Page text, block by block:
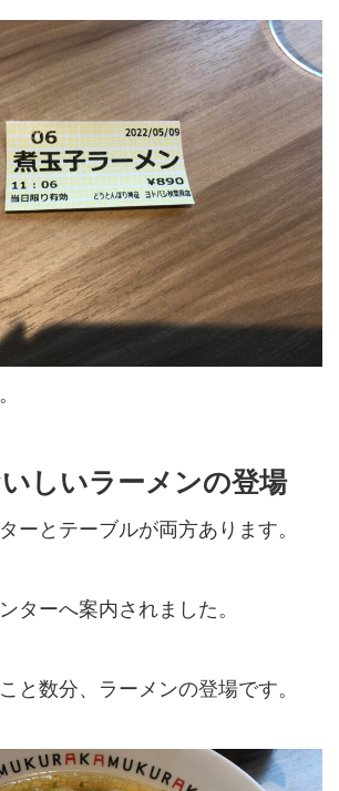
しいラーメンの登場
ーとテーブルが両方あります。
ターへ案内されました。
と数分、ラーメンの登場です。